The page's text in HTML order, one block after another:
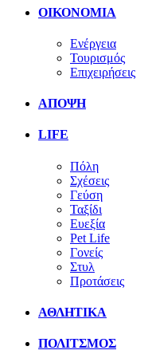
ΟΙΚΟΝΟΜΙΑ
Ενέργεια
Τουρισμός
Επιχειρήσεις
ΑΠΟΨΗ
LIFE
Πόλη
Σχέσεις
Γεύση
Ταξίδι
Ευεξία
Pet Life
Γονείς
Στυλ
Προτάσεις
ΑΘΛΗΤΙΚΑ
ΠΟΛΙΤΣΜΟΣ